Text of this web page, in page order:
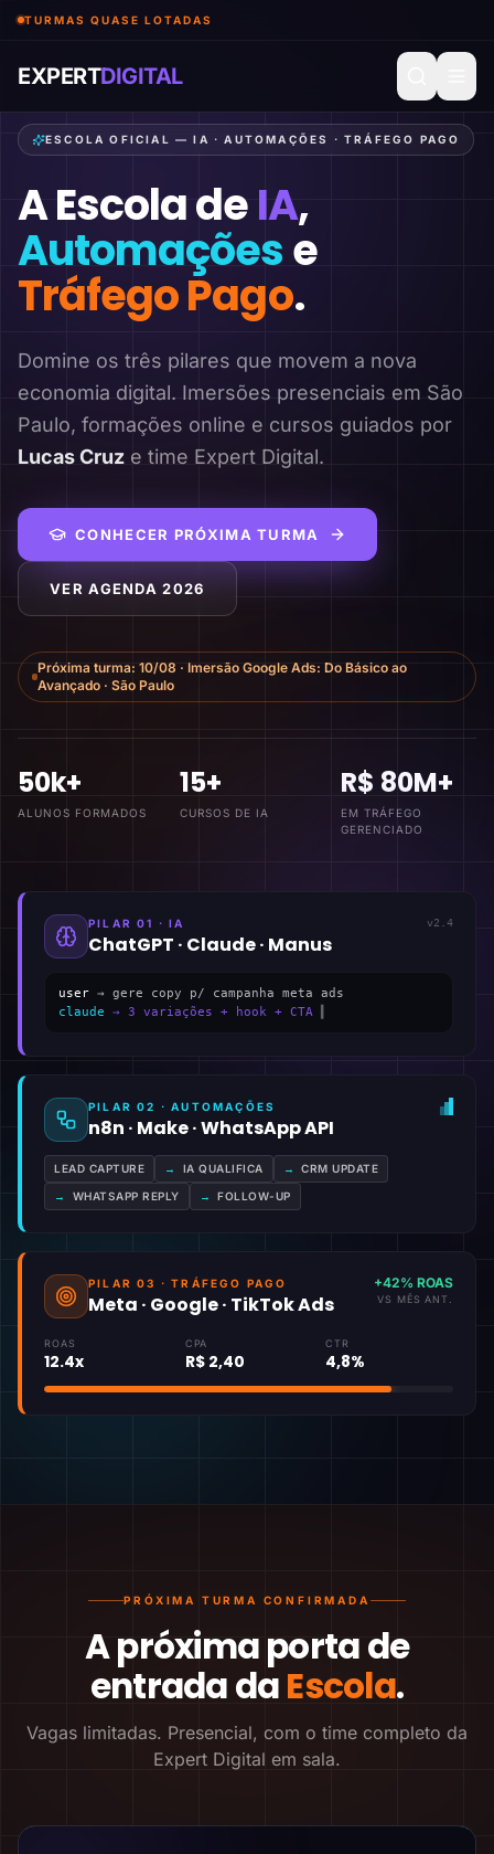
TURMAS QUASE LOTADAS
EXPERTDIGITAL
ESCOLA OFICIAL — IA · AUTOMAÇÕES · TRÁFEGO PAGO
A Escola deIA,
Automaçõese
Tráfego Pago.
Domine os três pilares que movem a nova
economia digital. Imersões presenciais em São
Paulo, formações online e cursos guiados por
Lucas Cruz e time Expert Digital.
CONHECER PRÓXIMA TURMA
VER AGENDA 2026
Próxima turma: 10/08 · Imersão Google Ads: Do Básico ao
Avançado · São Paulo
50k+
ALUNOS FORMADOS
15+
CURSOS DE IA
R$ 80M+
EM TRÁFEGO
GERENCIADO
PILAR 01 · IA
ChatGPT · Claude · Manus
v2.4
user → gere copy p/ campanha meta ads
claude → 3 variações + hook + CTA
PILAR 02 · AUTOMAÇÕES
n8n · Make · WhatsApp API
LEAD CAPTURE → IA QUALIFICA → CRM UPDATE
→ WHATSAPP REPLY → FOLLOW-UP
PILAR 03 · TRÁFEGO PAGO
Meta · Google · TikTok Ads
+42% ROAS
VS MÊS ANT.
ROAS
12.4x
CPA
R$ 2,40
CTR
4,8%
PRÓXIMA TURMA CONFIRMADA
A próxima porta de
entrada daEscola.
Vagas limitadas. Presencial, com o time completo da
Expert Digital em sala.